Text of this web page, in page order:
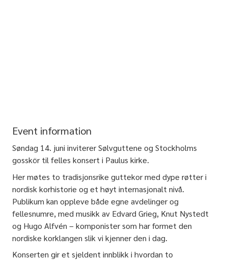
Event information
Søndag 14. juni inviterer Sølvguttene og Stockholms
gosskör til felles konsert i Paulus kirke.
Her møtes to tradisjonsrike guttekor med dype røtter i
nordisk korhistorie og et høyt internasjonalt nivå.
Publikum kan oppleve både egne avdelinger og
fellesnumre, med musikk av Edvard Grieg, Knut Nystedt
og Hugo Alfvén – komponister som har formet den
nordiske korklangen slik vi kjenner den i dag.
Konserten gir et sjeldent innblikk i hvordan to